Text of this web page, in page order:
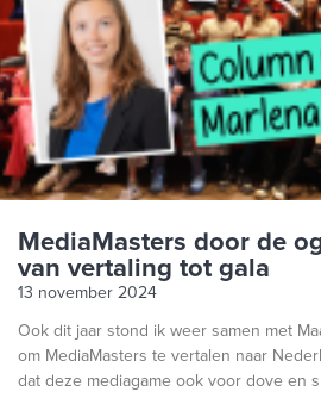
MediaMasters door de
van vertaling tot gala
13 november 2024
Ook dit jaar stond ik weer samen met
om MediaMasters te vertalen naar
dat deze mediagame ook voor dove en